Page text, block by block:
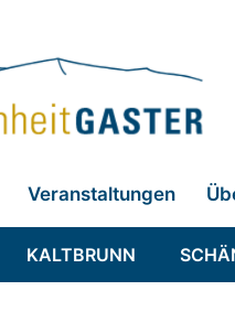
Veranstaltungen
KALTBRUNN